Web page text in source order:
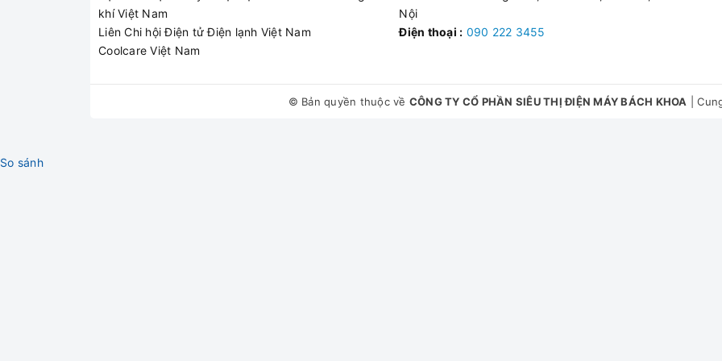
khí Việt Nam
Liên Chi hội Điện tử Điện lạnh Việt Nam
Coolcare Việt Nam
Nội
Điện thoại : 090 222 3455
© Bản quyền thuộc về CÔNG TY CỔ PHẦN SIÊU THỊ ĐIỆN MÁY BÁCH KHOA
So sánh